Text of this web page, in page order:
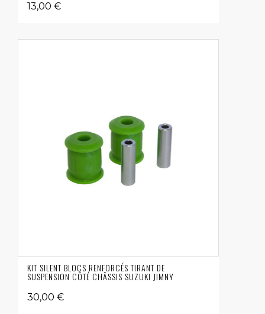
13,00 €
KIT SILENT BLOCS RENFORCÉS TIRANT DE
SUSPENSION CÔTÉ CHÂSSIS SUZUKI JIMNY
30,00 €